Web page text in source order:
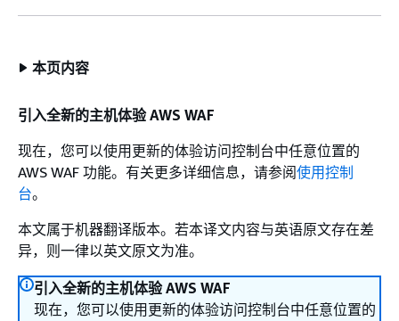
本页内容
引入全新的主机体验 AWS WAF
现在，您可以使用更新的体验访问控制台中任意位置的
AWS WAF 功能。有关更多详细信息，请参阅使用控制
台。
本文属于机器翻译版本。若本译文内容与英语原文存在差
异，则一律以英文原文为准。
引入全新的主机体验 AWS WAF
现在，您可以使用更新的体验访问控制台中任意位置的